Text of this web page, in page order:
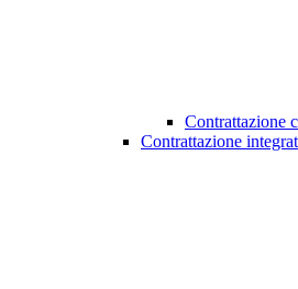
Contrattazione
Contrattazione